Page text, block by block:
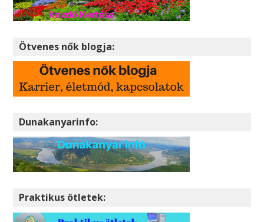
Ötvenes nők blogja:
Dunakanyarinfo:
Praktikus ötletek: